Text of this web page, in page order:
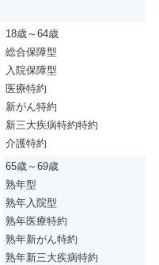
18歳～64歳
総合保障型
入院保障型
医療特約
新がん特約
新三大疾病特約特約
介護特約
65歳～69歳
熟年型
熟年入院型
熟年医療特約
熟年新がん特約
熟年新三大疾病特約